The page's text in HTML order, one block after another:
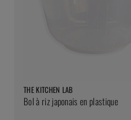
THE KITCHEN LAB
Bol à riz japonais en plastique